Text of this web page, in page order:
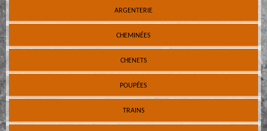
ARGENTERIE
CHEMINÉES
CHENETS
POUPÉES
TRAINS